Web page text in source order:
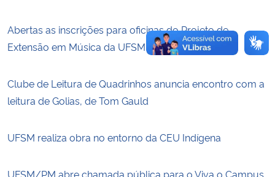
Abertas as inscrições para oficinas do Projeto de
Extensão em Música da UFSM
Clube de Leitura de Quadrinhos anuncia encontro com a
leitura de Golias, de Tom Gauld
UFSM realiza obra no entorno da CEU Indígena
UFSM/PM abre chamada pública para o Viva o Campus